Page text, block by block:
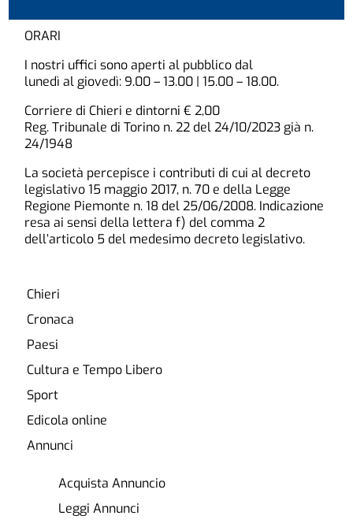
ORARI
I nostri uffici sono aperti al pubblico dal
lunedì al giovedì: 9.00 – 13.00 | 15.00 – 18.00.
Corriere di Chieri e dintorni € 2,00
Reg. Tribunale di Torino n. 22 del 24/10/2023 già n.
24/1948
La società percepisce i contributi di cui al decreto
legislativo 15 maggio 2017, n. 70 e della Legge
Regione Piemonte n. 18 del 25/06/2008. Indicazione
resa ai sensi della lettera f) del comma 2
dell’articolo 5 del medesimo decreto legislativo.
Chieri
Cronaca
Paesi
Cultura e Tempo Libero
Sport
Edicola online
Annunci
Acquista Annuncio
Leggi Annunci